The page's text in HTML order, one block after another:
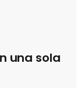
una sola